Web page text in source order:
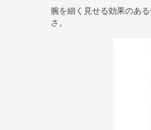
腕を細く見せる効果のあ
さ。